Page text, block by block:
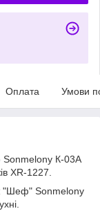
Оплата Умови
Sonmelony К-03А
XR-1227.
"Шеф" Sonmelony